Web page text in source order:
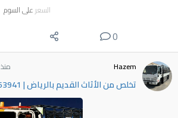
السعر على السوم
0
Hazem منذ 4 ساعات
​تخلص من الأثاث القديم بالرياض | 0531863941 ????